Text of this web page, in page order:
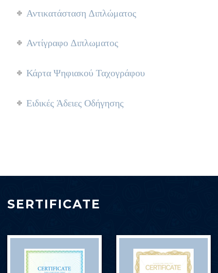
Αντικατάσταση Διπλώματος
Αντίγραφο Διπλωματος
Κάρτα Ψηφιακού Ταχογράφου
Ειδικές Άδειες Οδήγησης
SERTIFICATE